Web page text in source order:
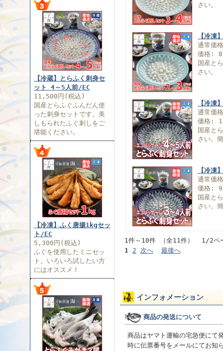
【冷蔵】とらふく刺身セ
ット 4～5人前/EC
11,500円(税込)
国産とらふぐふんだん使
った刺身セットです。美
しもられたふぐ刺しをご
堪能ください。
【冷凍】ふく唐揚1kgセッ
ト/EC
5,300円(税込)
ふぐを使用したミニセッ
ト。いろいろ試したい方
にはオススメ！
さい。
【冷凍
通常価
価格:
国産と
さい。
【冷凍
通常価
価格:
国産と
さい。
【冷凍
通常価
価格:
国産と
さい。
1件～10件 （全11件） 1/2ペ
1 2 次へ 最後へ
インフォメーション
商品の発送について
商品はヤマト運輸の宅急便にて
時に伝票番号をメールにてお知